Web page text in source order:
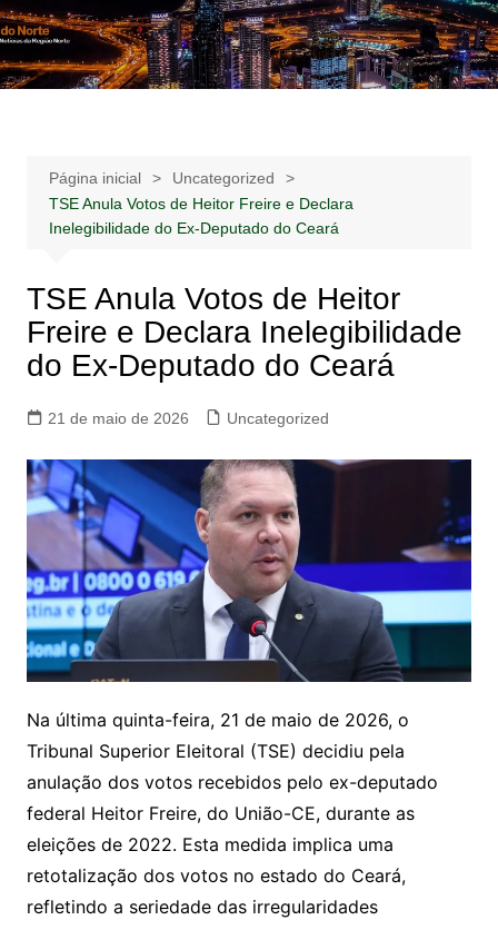
Ir
para
o
Notícias –
Publicidades –
Notícias – Publicidades – Anúncios
Página inicial
Uncategorized
TSE Anula Votos de Heitor Freire e Declara
Inelegibilidade do Ex-Deputado do Ceará
TSE Anula Votos de Heitor
Freire e Declara Inelegibilidade
do Ex-Deputado do Ceará
21 de maio de 2026 Uncategorized
Na última quinta-feira, 21 de maio de 2026, o
Tribunal Superior Eleitoral (TSE) decidiu pela
anulação dos votos recebidos pelo ex-deputado
federal Heitor Freire, do União-CE, durante as
eleições de 2022. Esta medida implica uma
retotalização dos votos no estado do Ceará,
refletindo a seriedade das irregularidades